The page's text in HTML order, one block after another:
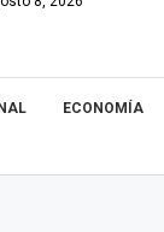
ECONOMÍA